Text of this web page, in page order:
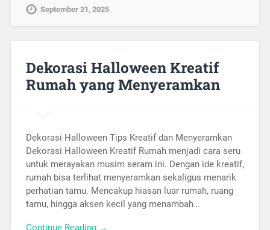
September 21, 2025
Dekorasi Halloween Kreatif
Rumah yang Menyeramkan
Dekorasi Halloween Tips Kreatif dan Menyeramkan
Dekorasi Halloween Kreatif Rumah menjadi cara seru
untuk merayakan musim seram ini. Dengan ide kreatif,
rumah bisa terlihat menyeramkan sekaligus menarik
perhatian tamu. Mencakup hiasan luar rumah, ruang
tamu, hingga aksen kecil yang menambah…
Continue Reading →